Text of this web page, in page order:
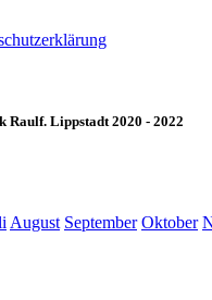
Lippstadt 2020 - 2022
August September Oktober